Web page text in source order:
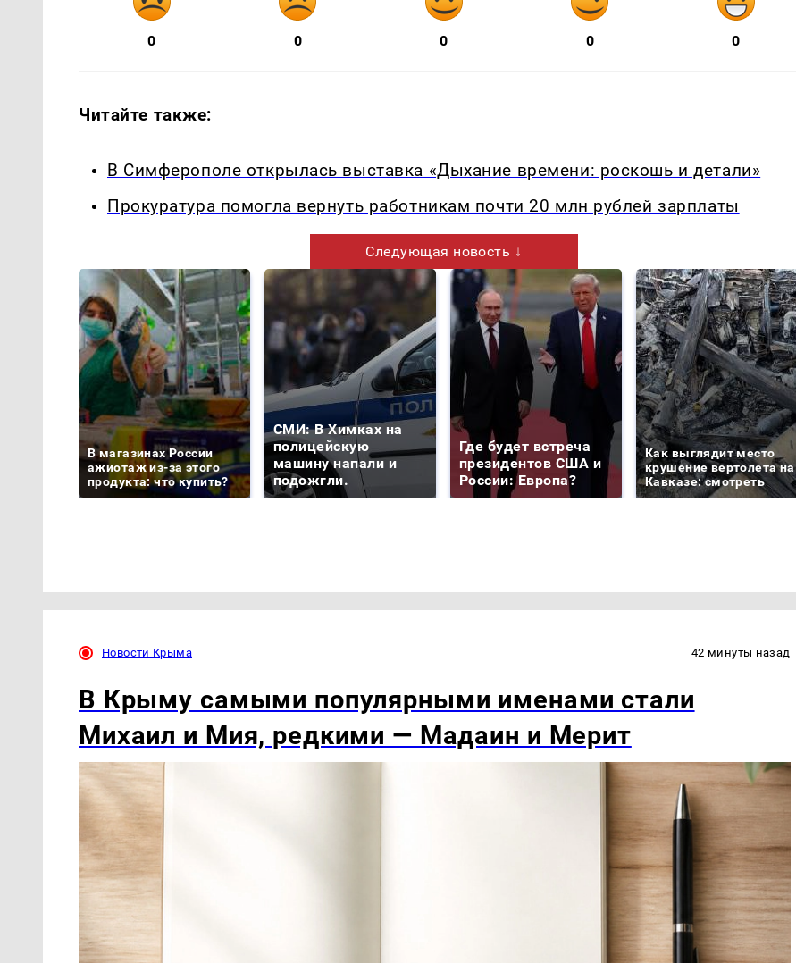
0 0 0 0 0
Читайте также:
В Симферополе открылась выставка «Дыхание времени: роскошь и детали»
Прокуратура помогла вернуть работникам почти 20 млн рублей зарплаты
Следующая новость ↓
В магазинах России
ажиотаж из-за этого
продукта: что купить?
СМИ: В Химках на
полицейскую
машину напали и
подожгли.
Где будет встреча
президентов США и
России: Европа?
Как выглядит место
крушение вертолета на
Кавказе: смотреть
Новости Крыма 42 минуты назад
В Крыму самыми популярными именами стали
Михаил и Мия, редкими — Мадаин и Мерит